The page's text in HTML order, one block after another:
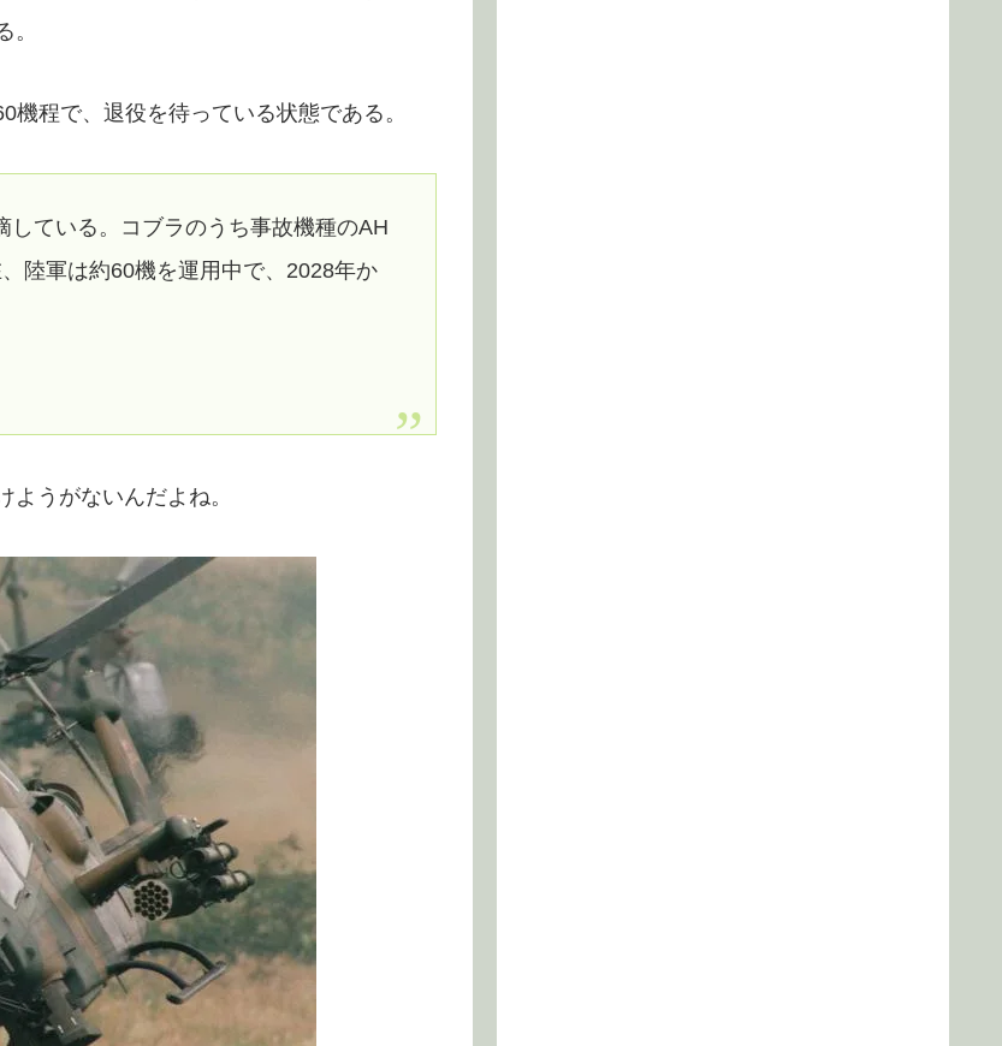
程で、退役を待っている状態である。
ている。コブラのうち事故機種のAH
陸軍は約60機を運用中で、2028年か
うがないんだよね。